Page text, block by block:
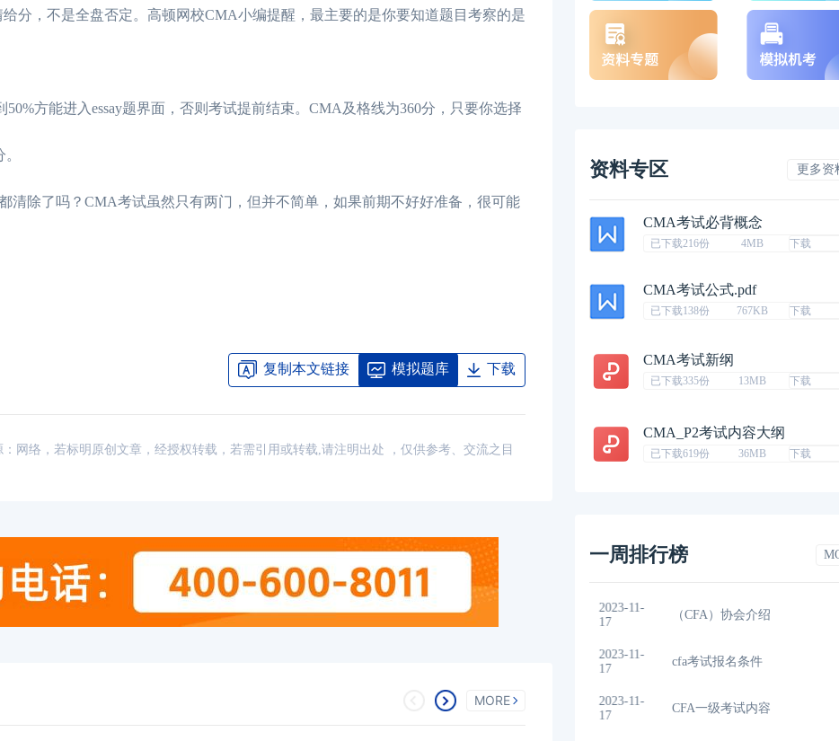
分，不是全盘否定。高顿网校CMA小编提醒，最主要的是你要知道题目考察的是
方能进入essay题界面，否则考试提前结束。CMA及格线为360分，只要你选择
除了吗？CMA考试虽然只有两门，但并不简单，如果前期不好好准备，很可能
复制本文链接 模拟题库 下载
网络，若标明原创文章，经授权转载，若需引用或转载,请注明出处 ，仅供参考、交流之目
MORE
资料专区 更多资
CMA考试必背概念
已下载216份 4MB 下载
CMA考试公式.pdf
已下载138份 767KB 下载
CMA考试新纲
已下载335份 13MB 下载
CMA_P2考试内容大纲
已下载619份 36MB 下载
一周排行榜
2024年CFA报名时间汇总
2024年CFA考试报考指南
2024年CFA机考考试地点